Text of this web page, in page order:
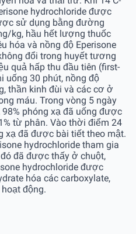
hydrochloride được
sử dụng bằng đường
kg, hầu hết lượng thuốc
hóa và nồng độ Eperisone
đổi trong huyết tương
quả hấp thu đầu tiên (first-
uống 30 phút, nồng độ
thần kinh đùi và các cơ ở
máu. Trong vòng 5 ngày
phóng xạ đã uống được
từ phân. Vào thời điểm 24
xạ đã được bài tiết theo mật.
hydrochloride tham gia
đã được thấy ở chuột,
hydrochloride được
hóa các carboxylate,
động.